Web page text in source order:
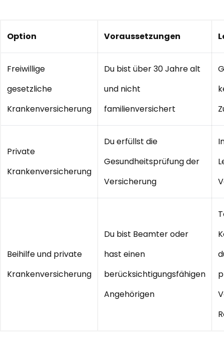
Option Voraussetzungen
Freiwillige
gesetzliche
Krankenversicherung
Du bist über 30 Jahre alt
und nicht
familienversichert
Private
Krankenversicherung
Du erfüllst die
Gesundheitsprüfung der
Versicherung
Beihilfe und private
Krankenversicherung
Du bist Beamter oder
hast einen
berücksichtigungsfähigen
Angehörigen